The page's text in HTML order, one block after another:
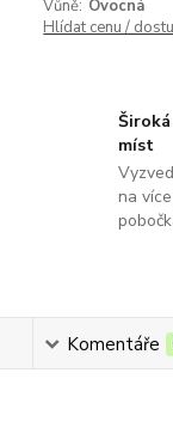
Vůně: Ovocná
Hlídat cenu /
míst
na
Komentáře